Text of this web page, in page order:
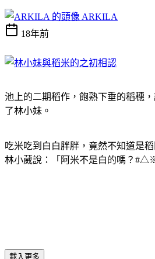
ARKILA
18年前
池上的二期稻作，飽熟下垂的稻穗
了林小妹。
吃米吃到白白胖胖，竟然不知道是稻
林小葳說：「阿米不是白的嗎？
載入更多